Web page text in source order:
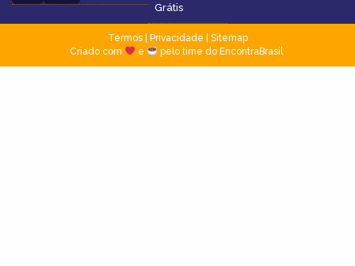
Grátis
Termos| Privacidade
Sitemap
Criado com
e pelo time do EncontraBrasil